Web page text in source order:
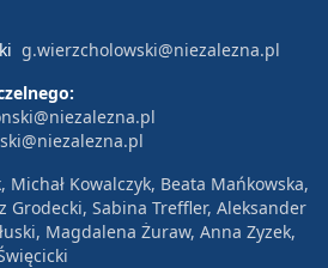
g.wierzcholowski@niezalezna.pl
Michał Kowalczyk, Beata Mańkowska,
Grodecki, Sabina Treffler, Aleksander
Magdalena Żuraw, Anna Zyzek,